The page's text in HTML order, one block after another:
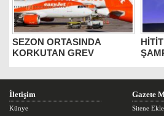
SEZON ORTASINDA
KORKUTAN GREV
İletişim
Künye
Gazete
Sitene Ekle